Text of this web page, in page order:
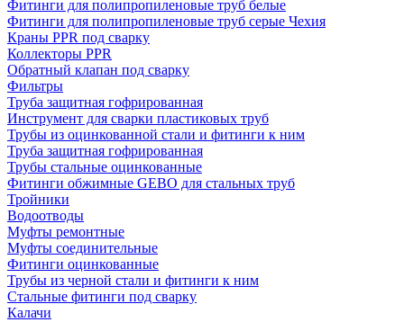
Фитинги для полипропиленовые труб белые
Фитинги для полипропиленовые труб серые Чехия
Краны PPR под сварку
Коллекторы PPR
Обратный клапан под сварку
Фильтры
Труба защитная гофрированная
Инструмент для сварки пластиковых труб
Трубы из оцинкованной стали и фитинги к ним
Труба защитная гофрированная
Трубы стальные оцинкованные
Фитинги обжимные GEBO для стальных труб
Тройники
Водоотводы
Муфты ремонтные
Муфты соединительные
Фитинги оцинкованные
Трубы из черной стали и фитинги к ним
Стальные фитинги под сварку
Калачи